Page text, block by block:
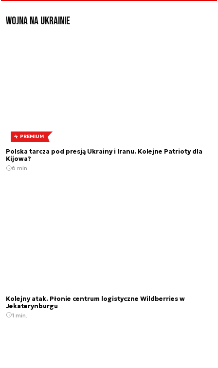
Wojna na Ukrainie
PREMIUM
Polska tarcza pod presją Ukrainy i Iranu. Kolejne Patrioty dla
Kijowa?
6 min.
Kolejny atak. Płonie centrum logistyczne Wildberries w
Jekaterynburgu
1 min.